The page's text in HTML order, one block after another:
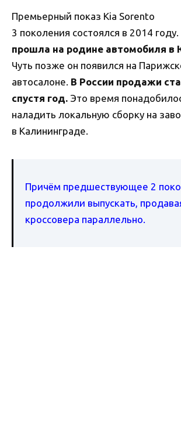
Премьерный показ Kia Sorento
3 поколения состоялся в 2014 году.
прошла на родине автомобиля в
Чуть позже он появился на
автосалоне. В России продажи
спустя год. Это время
наладить локальную сборку на
в Калининграде.
Причём предшествующее 2
продолжили выпускать,
кроссовера параллельно.